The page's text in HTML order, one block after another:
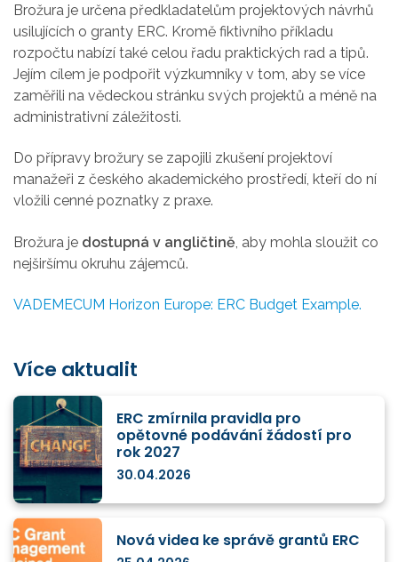
Brožura je určena předkladatelům projektových návrhů
usilujících o granty ERC. Kromě fiktivního příkladu
rozpočtu nabízí také celou řadu praktických rad a tipů.
Jejím cílem je podpořit výzkumníky v tom, aby se více
zaměřili na vědeckou stránku svých projektů a méně na
administrativní záležitosti.
Do přípravy brožury se zapojili zkušení projektoví
manažeři z českého akademického prostředí, kteří do ní
vložili cenné poznatky z praxe.
Brožura je dostupná v angličtině , aby mohla sloužit co
nejširšímu okruhu zájemců.
VADEMECUM Horizon Europe: ERC Budget Example.
Více aktualit
ERC zmírnila pravidla pro
opětovné podávání žádostí pro
rok 2027
30.04.2026
Nová videa ke správě grantů ERC